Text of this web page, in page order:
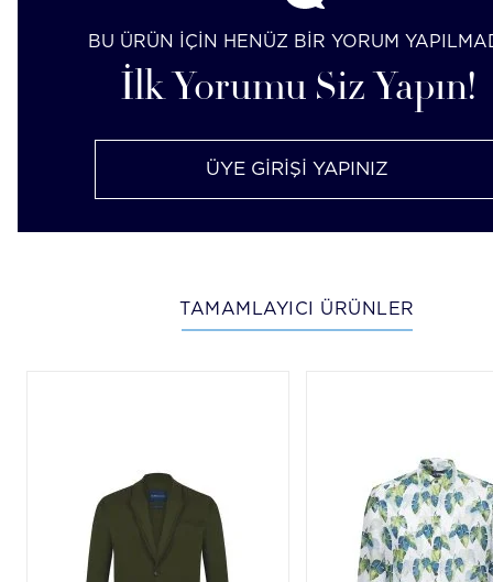
BU ÜRÜN İÇİN HENÜZ BİR YORUM
İlk Yorumu Siz Yapın!
ÜYE GİRİŞİ YAPINIZ
TAMAMLAYICI ÜRÜNLER